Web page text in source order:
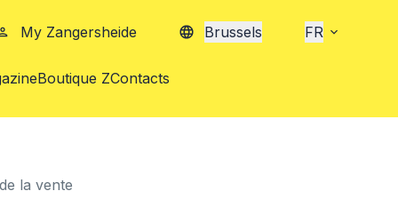
My Zangersheide Brussels FR
Boutique ZContacts
la vente